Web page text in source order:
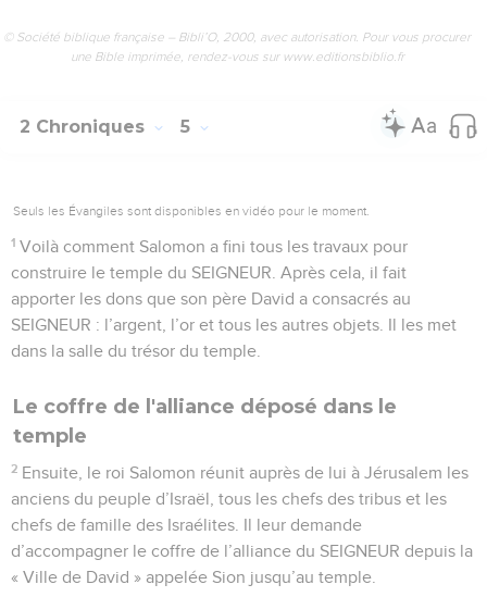
© Société biblique française – Bibli’O, 2000, avec autorisation. Pour vous procurer
une Bible imprimée, rendez-vous sur www.editionsbiblio.fr
2 Chroniques 5
Seuls les Évangiles sont disponibles en vidéo pour le moment.
1 Voilà comment Salomon a fini tous les travaux pour
construire le temple du SEIGNEUR. Après cela, il fait
apporter les dons que son père David a consacrés au
SEIGNEUR : l’argent, l’or et tous les autres objets. Il les met
dans la salle du trésor du temple.
Le coffre de l'alliance déposé dans le
temple
2 Ensuite, le roi Salomon réunit auprès de lui à Jérusalem les
anciens du peuple d’Israël, tous les chefs des tribus et les
chefs de famille des Israélites. Il leur demande
d’accompagner le coffre de l’alliance du SEIGNEUR depuis la
« Ville de David » appelée Sion jusqu’au temple.